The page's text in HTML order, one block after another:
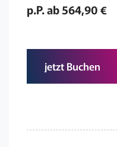
p.P. ab 564,90 €
jetzt Buchen